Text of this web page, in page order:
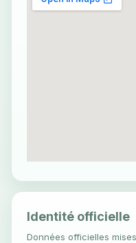
Identité officielle
Données officielles